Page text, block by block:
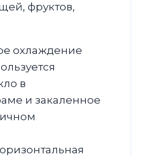
фруктов,
охлаждение
в
и закаленное